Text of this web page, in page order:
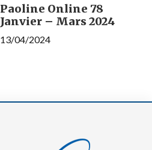
Paoline Online 78
Janvier – Mars 2024
13/04/2024